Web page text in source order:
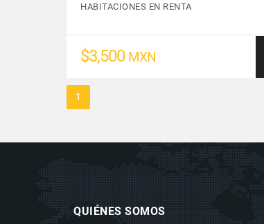
HABITACIONES EN RENTA
$3,500 MXN
1
QUIÉNES SOMOS